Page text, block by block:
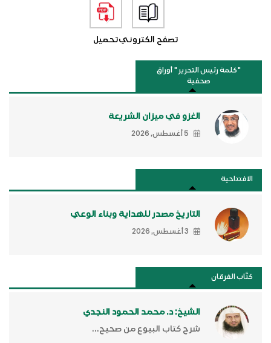
تصفح الكترونيتحميل
"كلمة رئيس التحرير " أوراق
صحفية
الغزو في ميزان الشريعة
5 أغسطس, 2026
الافتتاحية
التاريخ مصدر للهداية وبناء الوعي
3 أغسطس, 2026
كتَّاب الفرقان
الشيخ: د. محمد الحمود النجدي
شرح كتاب البيوع من صحيح...